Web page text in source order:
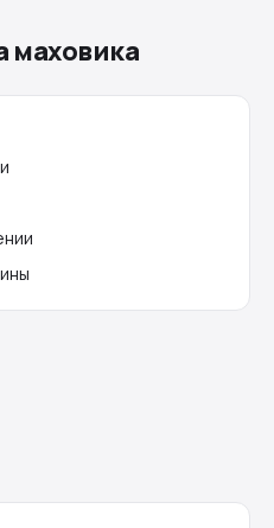
маховика